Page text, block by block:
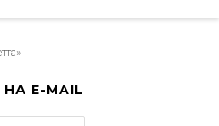
E-MAIL